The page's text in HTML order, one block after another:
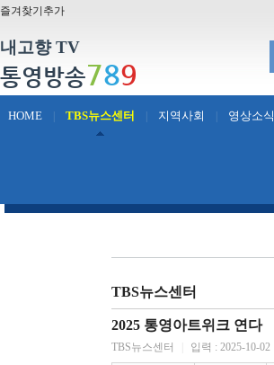
즐겨찾기추가
내고향 TV
통영방송789
HOME TBS뉴스센터 지역사회 영상소식
TBS뉴스센터
2025 통영아트위크 연다
TBS뉴스센터 입력 : 2025-10-02